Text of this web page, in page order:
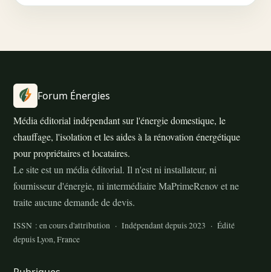
Forum Énergies
Média éditorial indépendant sur l'énergie domestique, le
chauffage, l'isolation et les aides à la rénovation énergétique
pour propriétaires et locataires.
Le site est un média éditorial. Il n'est ni installateur, ni
fournisseur d'énergie, ni intermédiaire MaPrimeRenov et ne
traite aucune demande de devis.
ISSN : en cours d'attribution · Indépendant depuis 2023 · Édité
depuis Lyon, France